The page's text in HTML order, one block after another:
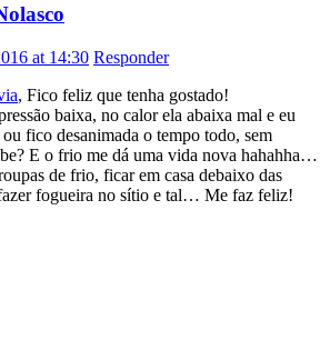
at 14:30 Responder
, Fico feliz que tenha gostado!
baixa, no calor ela abaixa mal e eu
ou fico desanimada o tempo todo, sem
E o frio me dá uma vida nova hahahha…
de frio, ficar em casa debaixo das
fogueira no sítio e tal… Me faz feliz!